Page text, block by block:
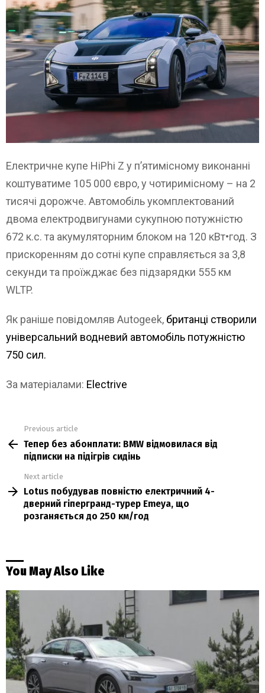
Електричне купе HiPhi Z у п’ятимісному виконанні
коштуватиме 105 000 євро, у чотиримісному – на 2
тисячі дорожче. Автомобіль укомплектований
двома електродвигунами сукупною потужністю
672 к.с. та акумуляторним блоком на 120 кВт•год. З
прискоренням до сотні купе справляється за 3,8
секунди та проїжджає без підзарядки 555 км
WLTP.
Як раніше повідомляв Autogeek, британці створили
універсальний водневий автомобіль потужністю
750 сил.
За матеріалами: Electrive
more
Previous article
Тепер без абонплати: BMW відмовилася від
підписки на підігрів сидінь
Next article
Lotus побудував повністю електричний 4-
дверний гіпергранд-турер Emeya, що
розганяється до 250 км/год
You May Also Like